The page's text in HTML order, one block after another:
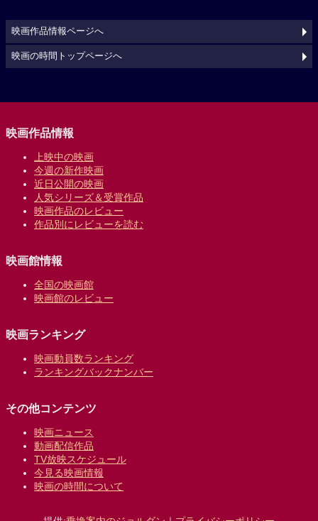
映画作品情報ページへ
映画の時間トップページへ
映画作品情報
上映中の映画
今週の新作映画
近日公開の映画
人気シリーズ＆受賞作品
映画作品のレビュー
作品別にレビューを読む
映画館情報
全国の映画館
映画館のレビュー
映画ランキング
映画動員数ランキング
ランキングバックナンバー
その他コンテンツ
映画ニュース
動画配信作品
TV放映スケジュール
今見る映画情報
映画の時間について